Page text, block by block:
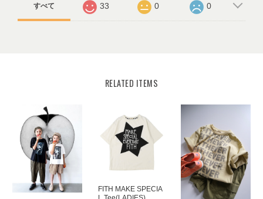
すべて 33 0 0
RELATED ITEMS
FITH MAKE SPECIA